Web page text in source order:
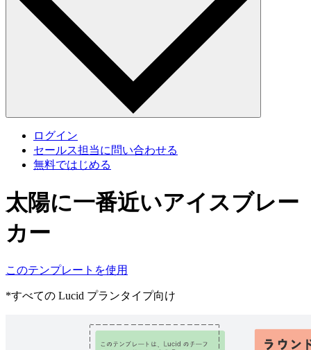
ログイン
セールス担当に問い合わせる
無料ではじめる
太陽に一番近いアイスブレー
カー
このテンプレートを使用
*すべての Lucid プランタイプ向け